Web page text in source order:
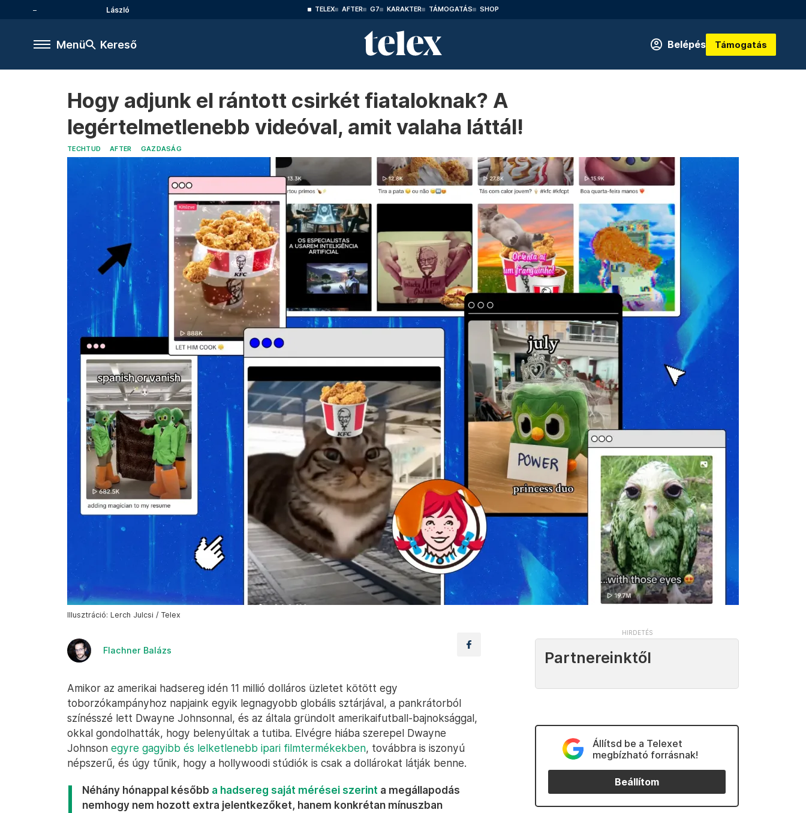
László TELEX AFTER G7 KARAKTER TÁMOGATÁS SHOP
Menü Kereső Belépés Támogatás
Hogy adjunk el rántott csirkét fiataloknak? A
legértelmetlenebb videóval, amit valaha láttál!
TECHTUD AFTER GAZDASÁG
Illusztráció: Lerch Julcsi / Telex
Flachner Balázs
Amikor az amerikai hadsereg idén 11 millió dolláros üzletet kötött egy
toborzókampányhoz napjaink egyik legnagyobb globális sztárjával, a pankrátorból
színésszé lett Dwayne Johnsonnal, és az általa gründolt amerikaifutball-bajnoksággal,
okkal gondolhatták, hogy belenyúltak a tutiba. Elvégre hiába szerepel Dwayne
Johnson egyre gagyibb és lelketlenebb ipari filmtermékekben, továbbra is iszonyú
népszerű, és úgy tűnik, hogy a hollywoodi stúdiók is csak a dollárokat látják benne.
Néhány hónappal később a hadsereg saját mérései szerint a megállapodás
nemhogy nem hozott extra jelentkezőket, hanem konkrétan mínuszban
Partnereinktől
Állítsd be a Telexet
megbízható forrásnak!
Beállítom